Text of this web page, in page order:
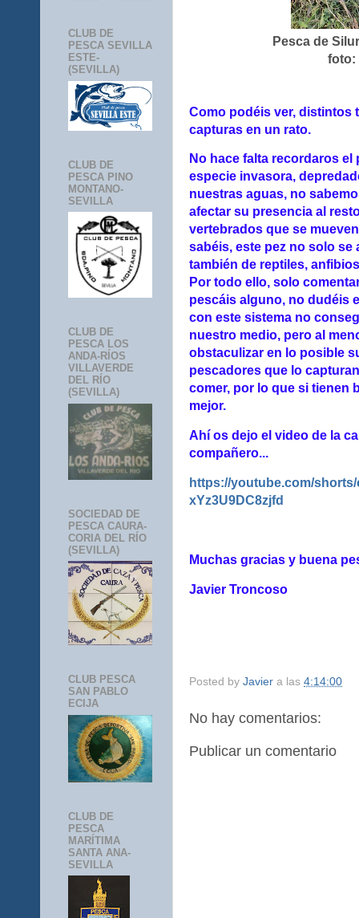
Pesca de
foto:
Como podéis ver, distintos
capturas en un rato.
No hace falta recordaros
especie invasora,
nuestras aguas, no
afectar su presencia al
vertebrados que se
sabéis, este pez no solo
también de reptiles,
Por todo ello, solo
pescáis alguno, no dudéis
con este sistema no
nuestro medio, pero al
obstaculizar en lo posible
pescadores que lo
comer, por lo que si tienen
mejor.
Ahí os dejo el video de la
compañero...
https://youtube.com/
xYz3U9DC8zjfd
Muchas gracias y buena
Javier Troncoso
Posted by Javier a las 4:14:00
No hay comentarios:
Publicar un comentario
CLUB DE
PESCA SEVILLA
ESTE-
(SEVILLA)
CLUB DE
PESCA PINO
MONTANO-
SEVILLA
CLUB DE
PESCA LOS
ANDA-RÍOS
VILLAVERDE
DEL RÍO
(SEVILLA)
SOCIEDAD DE
PESCA CAURA-
CORIA DEL RÍO
(SEVILLA)
CLUB PESCA
SAN PABLO
ECIJA
CLUB DE
PESCA
MARÍTIMA
SANTA ANA-
SEVILLA